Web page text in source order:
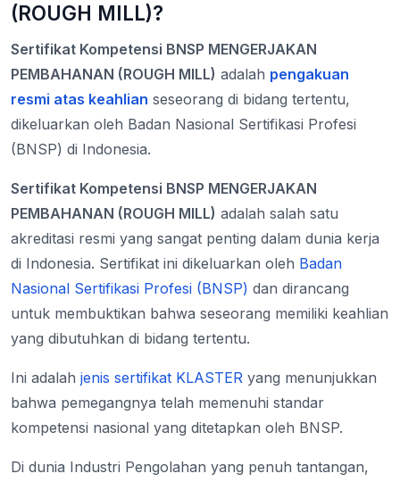
(ROUGH MILL)?
Sertifikat Kompetensi BNSP MENGERJAKAN
PEMBAHANAN (ROUGH MILL) adalah pengakuan
resmi atas keahlian seseorang di bidang tertentu,
dikeluarkan oleh Badan Nasional Sertifikasi Profesi
(BNSP) di Indonesia.
Sertifikat Kompetensi BNSP MENGERJAKAN
PEMBAHANAN (ROUGH MILL) adalah salah satu
akreditasi resmi yang sangat penting dalam dunia kerja
di Indonesia. Sertifikat ini dikeluarkan oleh Badan
Nasional Sertifikasi Profesi (BNSP) dan dirancang
untuk membuktikan bahwa seseorang memiliki keahlian
yang dibutuhkan di bidang tertentu.
Ini adalah jenis sertifikat KLASTER yang menunjukkan
bahwa pemegangnya telah memenuhi standar
kompetensi nasional yang ditetapkan oleh BNSP.
Di dunia Industri Pengolahan yang penuh tantangan,